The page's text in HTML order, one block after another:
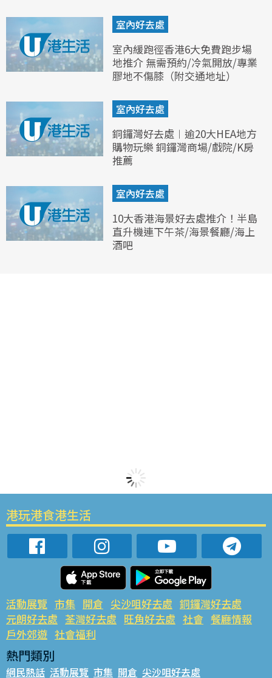
室內好去處
室內緩跑徑香港6大免費跑步場
地推介 無需預約/冷氣開放/專業
膠地不傷膝（附交通地址）
室內好去處
銅鑼灣好去處︱逾20大HEA地方
購物玩樂 銅鑼灣商場/戲院/K房
推薦
室內好去處
10大香港海景好去處推介！半島
直升機連下午茶/海景餐廳/海上
酒吧
港玩港食港生活
活動展覽 市集 開倉 尖沙咀好去處 銅鑼灣好去處
元朗好去處 荃灣好去處 旺角好去處 社會 餐廳情報
戶外郊遊 社會福利
熱門類別
網民熱話 活動展覽 市集 開倉 尖沙咀好去處